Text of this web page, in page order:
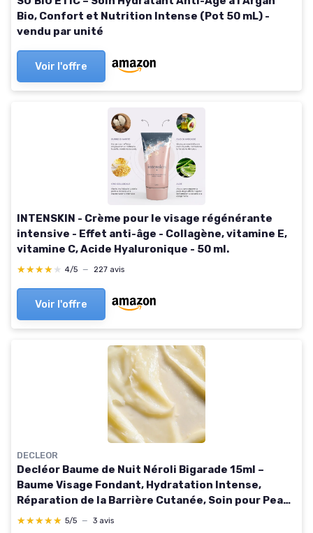
Bio, Confort et Nutrition Intense (Pot 50 mL) -
vendu par unité
Voir l'offre
INTENSKIN - Crème pour le visage régénérante
intensive - Effet anti-âge - Collagène, vitamine E,
vitamine C, Acide Hyaluronique - 50 ml.
★★★★★
★★★★★ 4/5 — 227 avis
Voir l'offre
DECLEOR
Decléor Baume de Nuit Néroli Bigarade 15ml –
Baume Visage Fondant, Hydratation Intense,
Réparation de la Barrière Cutanée, Soin pour Peaux
Sèches aux Huiles Essentielles Hydratantes
★★★★★
★★★★★ 5/5 — 3 avis